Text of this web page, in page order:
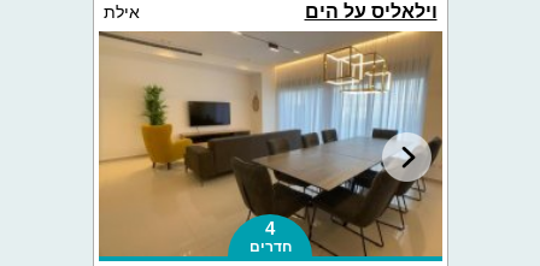
וילאליס על הים אילת
4
חדרים